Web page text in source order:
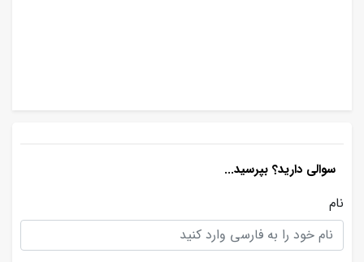
سوالی دارید؟ بپرسید...
نام